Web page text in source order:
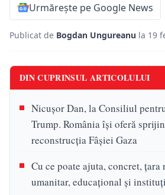
Urmărește pe Google News
Publicat de Bogdan Ungureanu la 19
DIN CUPRINSUL ARTICOLULUI
Nicușor Dan, la Consiliul
Trump. România își oferă
reconstrucția Fâșiei Gaza
Cu ce poate ajuta, concret,
umanitar, educațional și